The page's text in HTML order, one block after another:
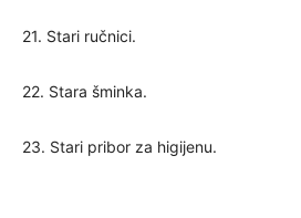
21. Stari ručnici.
22. Stara šminka.
23. Stari pribor za higijenu.